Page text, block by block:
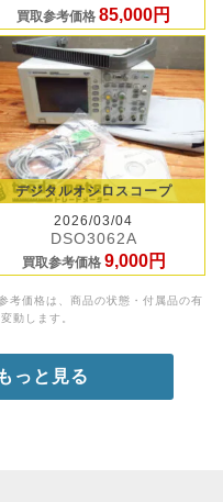
買取参考価格85,000円
デジタルオシロスコープ
2026/03/04
DSO3062A
買取参考価格 9,000円
考価格は、商品の状態・付属品の有
動します。
っと見る